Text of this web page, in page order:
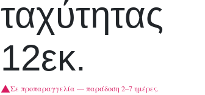
ταχύτητας
12εκ.
Σε προπαραγγελία — παράδοση 2–7 ημέρες.